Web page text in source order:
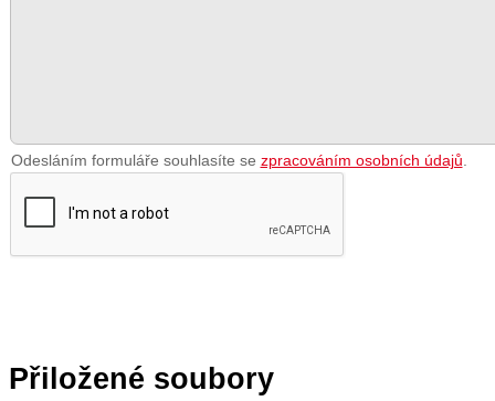
Odesláním formuláře souhlasíte se zpracováním osobních údajů.
Přiložené soubory